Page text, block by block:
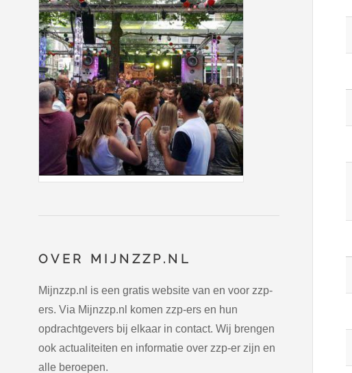
OVER MIJNZZP.NL
Mijnzzp.nl is een gratis website van en voor zzp-
ers. Via Mijnzzp.nl komen zzp-ers en hun
opdrachtgevers bij elkaar in contact. Wij brengen
ook actualiteiten en informatie over zzp-er zijn en
alle beroepen.